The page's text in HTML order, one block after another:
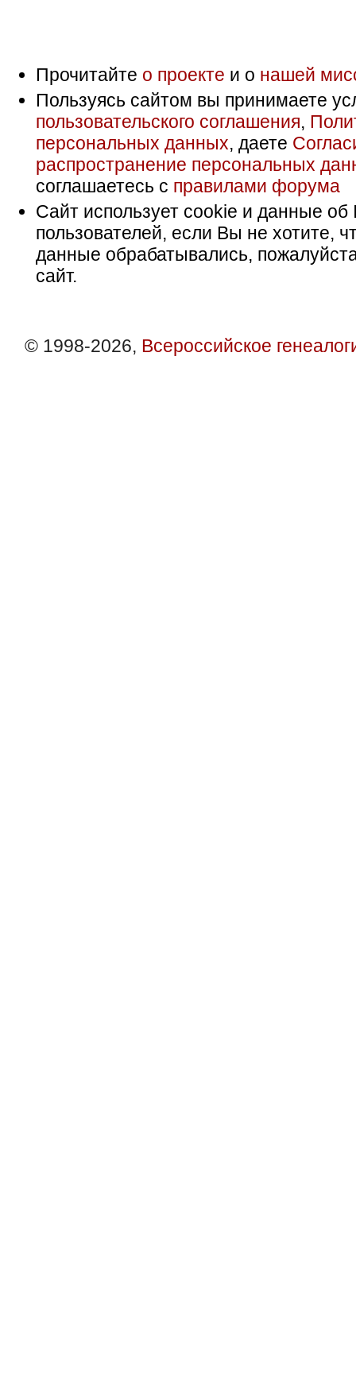
Прочитайте о проекте и о нашей
Пользуясь сайтом вы принимаете
пользовательского соглашения,
персональных данных, даете
распространение персональных
соглашаетесь с правилами форума
Сайт использует cookie и данные об
пользователей, если Вы не хотите,
данные обрабатывались,
сайт.
© 1998-2026, Всероссийское